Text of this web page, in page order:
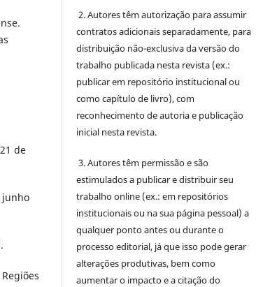
de
junho
2. Autores têm autorização para assumir
contratos adicionais separadamente, para
distribuição não-exclusiva da versão do
trabalho publicada nesta revista (ex.:
publicar em repositório institucional ou
como capítulo de livro), com
reconhecimento de autoria e publicação
inicial nesta revista.
3. Autores têm permissão e são
estimulados a publicar e distribuir seu
trabalho online (ex.: em repositórios
institucionais ou na sua página pessoal) a
qualquer ponto antes ou durante o
processo editorial, já que isso pode gerar
alterações produtivas, bem como
aumentar o impacto e a citação do